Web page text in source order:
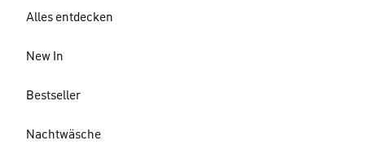
Alles entdecken
New In
Bestseller
Nachtwäsche